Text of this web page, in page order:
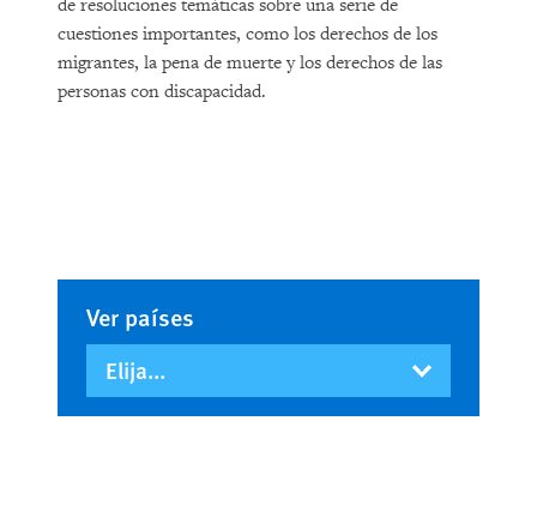
de resoluciones temáticas sobre una serie de
cuestiones importantes, como los derechos de los
migrantes, la pena de muerte y los derechos de las
personas con discapacidad.
Ver países